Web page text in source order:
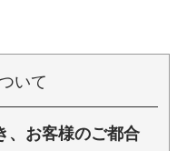
いて
、お客様のご都合